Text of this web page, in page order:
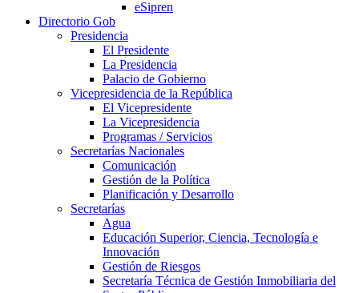
eSipren
Directorio Gob
Presidencia
El Presidente
La Presidencia
Palacio de Gobierno
Vicepresidencia de la República
El Vicepresidente
La Vicepresidencia
Programas / Servicios
Secretarías Nacionales
Comunicación
Gestión de la Política
Planificación y Desarrollo
Secretarías
Agua
Educación Superior, Ciencia, Tecnología e
Innovación
Gestión de Riesgos
Secretaría Técnica de Gestión Inmobiliaria del